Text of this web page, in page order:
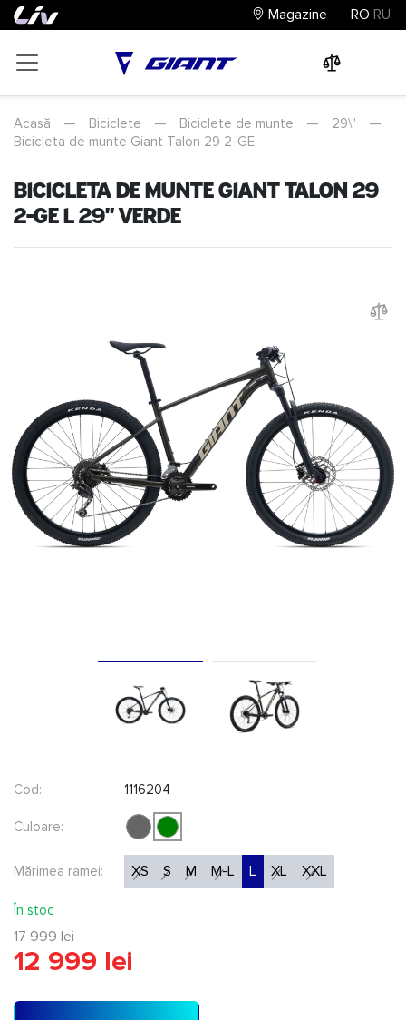
Magazine RO RU
Acasă — Biciclete — Biciclete de munte — 29\"
—
Bicicleta de munte Giant Talon 29 2-GE
Bicicleta de munte Giant Talon 29
2-GE L 29" Verde
Cod: 1116204
Culoare:
Mărimea ramei: XS S M M-L L XL XXL
În stoc
17 999 lei
12 999 lei